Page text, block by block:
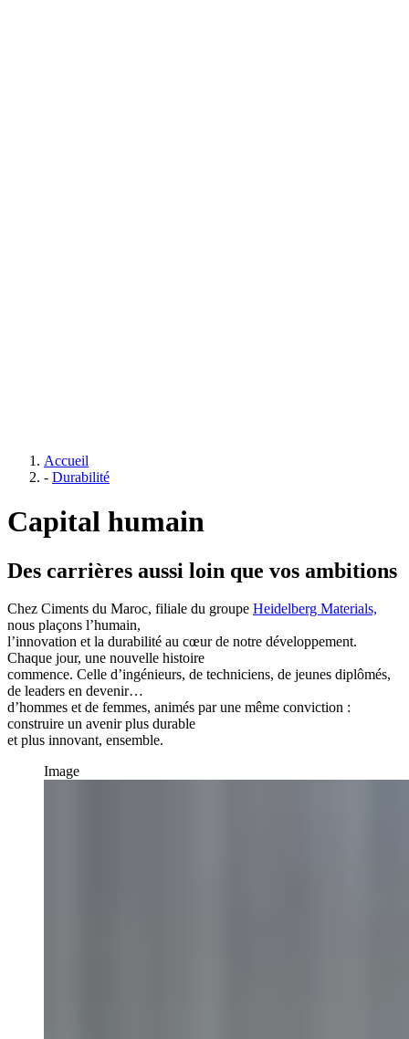
Accueil
- Durabilité
Capital humain
Des carrières aussi loin que vos ambitions
Chez Ciments du Maroc, filiale du groupe Heidelberg Materials,
nous plaçons l’humain,
l’innovation et la durabilité au cœur de notre développement.
Chaque jour, une nouvelle histoire
commence. Celle d’ingénieurs, de techniciens, de jeunes diplômés,
de leaders en devenir…
d’hommes et de femmes, animés par une même conviction :
construire un avenir plus durable
et plus innovant, ensemble.
Image